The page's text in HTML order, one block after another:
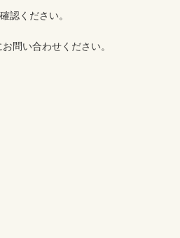
認ください。
問い合わせください。